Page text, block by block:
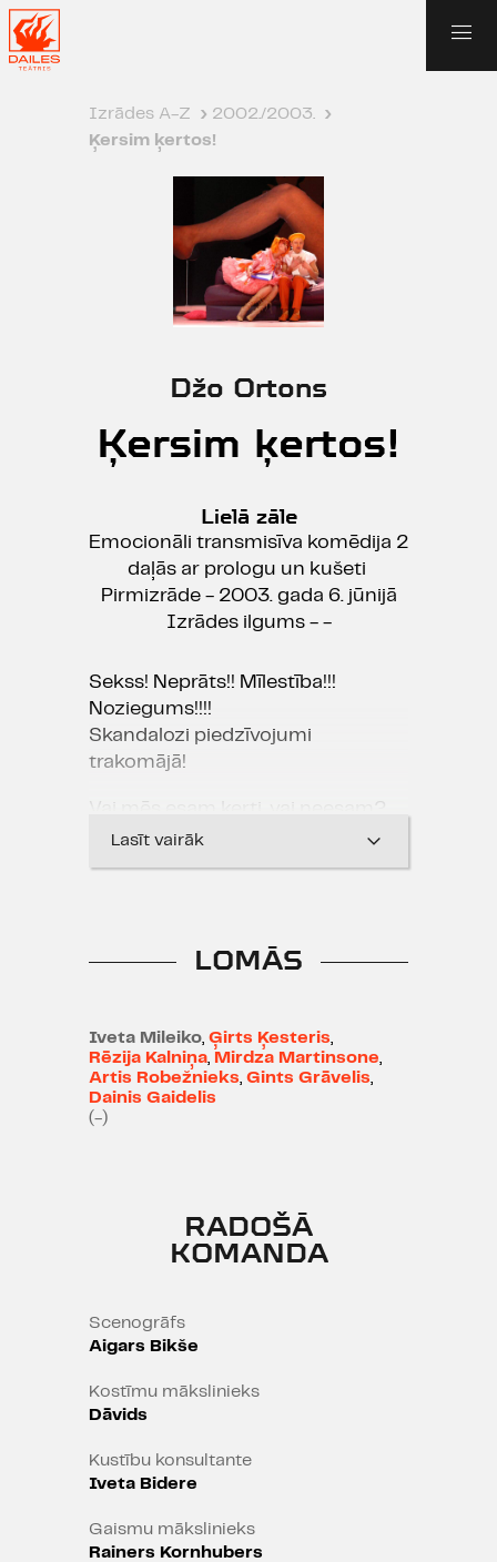
Izrādes A-Z › 2002./2003. ›
Ķersim ķertos!
Džo Ortons
Ķersim ķertos!
Lielā zāle
Emocionāli transmisīva komēdija 2
daļās ar prologu un kušeti
Pirmizrāde - 2003. gada 6. jūnijā
Izrādes ilgums - -
Sekss! Neprāts!! Mīlestība!!!
Noziegums!!!!
Skandalozi piedzīvojumi
trakomājā!
Vai mēs esam ķerti, vai neesam?
Ja sāksim iedziļināties šajā
priecāsimies, ka daži ir daudz
ķertāki par mums!
spurainais angļu dramaturģijas
"sliktais zēns" Džo Ortons, kas tiek
dēvēts arī par moderno laiku
Oskaru Vaildu. Dž.Ortona lugas
cilvēciskajām izpausmēm - no
intīmām tēmām līdz pat
noskaidrots trakomājā!
Lasīt vairāk
LOMĀS
Iveta Mileiko, Ģirts Ķesteris,
Rēzija Kalniņa, Mirdza Martinsone,
Artis Robežnieks, Gints Grāvelis,
Dainis Gaidelis
(-)
RADOŠĀ
KOMANDA
Scenogrāfs
Aigars Bikše
Kostīmu mākslinieks
Dāvids
Kustību konsultante
Iveta Bidere
Gaismu mākslinieks
Rainers Kornhubers